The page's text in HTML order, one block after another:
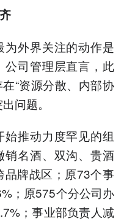
外界关注的动作是
司管理层直言，此
“资源分散、内部协
问题。
推动力度罕见的组
名酒、双沟、贵酒
牌战区；原73个事
；原575个分公司办
；事业部负责人减